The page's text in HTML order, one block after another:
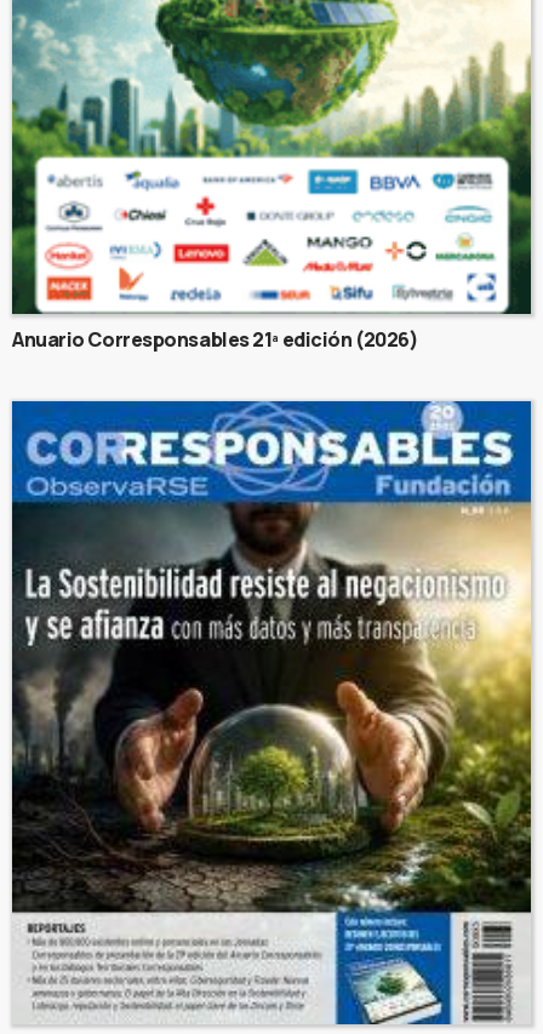
Anuario Corresponsables 21ª edición (2026)